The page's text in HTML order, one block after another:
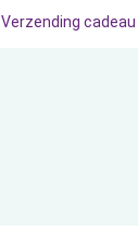
Verzending